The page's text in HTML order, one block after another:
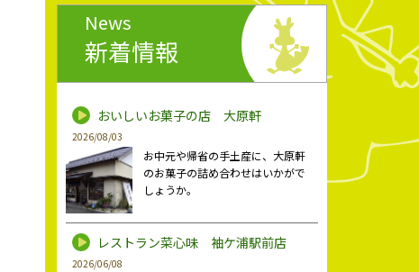
News
新着情報
おいしいお菓子の店 大原軒
2026/08/03
お中元や帰省の手土産に、大原軒
のお菓子の詰め合わせはいかがで
しょうか。
レストラン菜心味 袖ケ浦駅前店
2026/06/08